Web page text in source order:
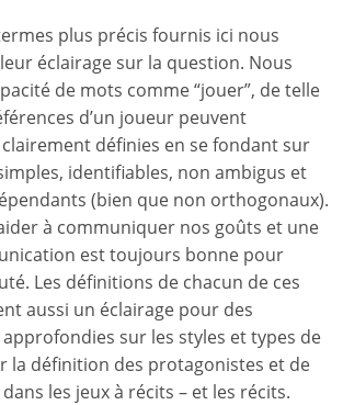
plus précis fournis ici nous
éclairage sur la question. Nous
de mots comme “jouer”, de telle
d’un joueur peuvent
définies en se fondant sur
identifiables, non ambigus et
(bien que non orthogonaux).
à communiquer nos goûts et une
est toujours bonne pour
Les définitions de chacun de ces
aussi un éclairage pour des
sur les styles et types de
la définition des protagonistes et de
les jeux à récits – et les récits.